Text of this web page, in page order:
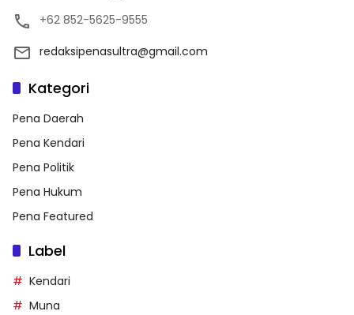
+62 852-5625-9555
redaksipenasultra@gmail.com
Kategori
Pena Daerah
Pena Kendari
Pena Politik
Pena Hukum
Pena Featured
Label
Kendari
Muna